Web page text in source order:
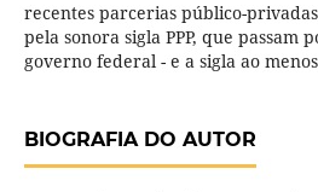
recentes parcerias público-
pela sonora sigla PPP, que passam
governo federal - e a sigla ao
BIOGRAFIA DO AUTOR